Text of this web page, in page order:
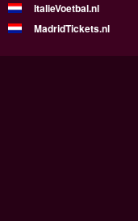
ItalieVoetbal.nl
MadridTickets.nl